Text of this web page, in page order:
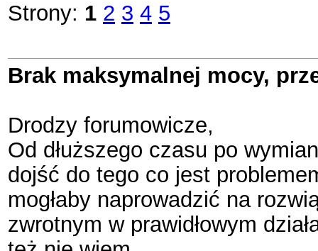
Strony: 1 2 3 4 5
Brak maksymalnej mocy,
Drodzy forumowicze,
Od dłuższego czasu po
dojść do tego co jest
mogłaby naprowadzić na
zwrotnym w prawidłowym